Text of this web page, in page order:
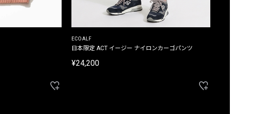
ECOALF
日本限定 ACT イージー ナイロンカーゴパンツ
¥24,200